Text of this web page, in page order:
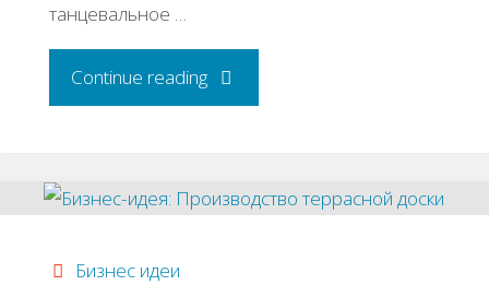
танцевальное …
Continue reading"Бизнес-
Бизнес идеи